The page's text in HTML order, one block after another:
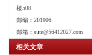
楼508
邮编：201906
邮箱： sute@56412027.com
相关文章